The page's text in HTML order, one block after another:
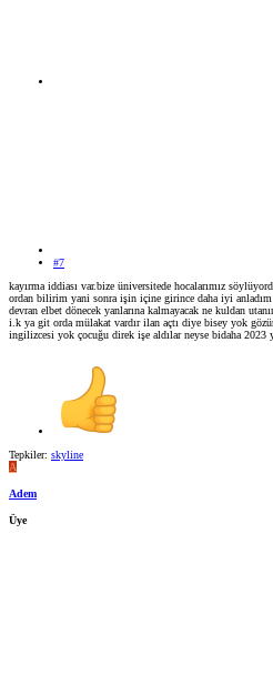
#7
kayırma iddiası var.bize üniversitede hocalarımız
ordan bilirim yani sonra işin içine girince daha iyi
devran elbet dönecek yanlarına kalmayacak ne kuldan
i.k ya git orda mülakat vardır ilan açtı diye bisey yok
ingilizcesi yok çocuğu direk işe aldılar neyse bidaha 2023
Tepkiler: skyline
A
Adem
Üye